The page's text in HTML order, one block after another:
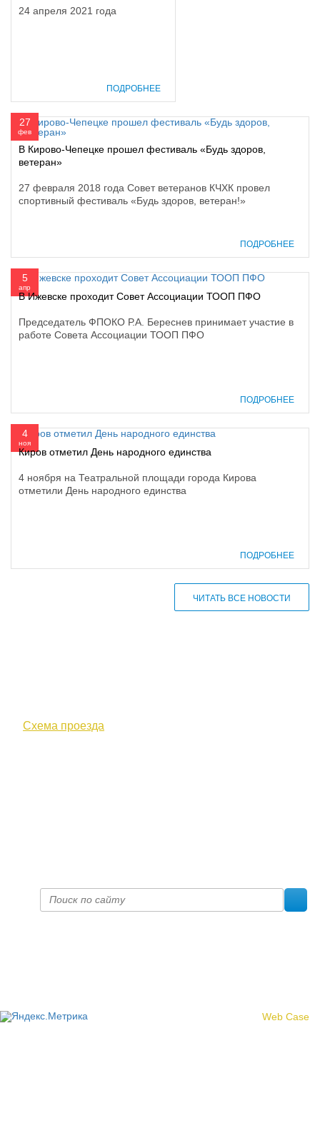
24 апреля 2021 года
ПОДРОБНЕЕ
27
фев
В Кирово-Чепецке прошел фестиваль «Будь здоров,
ветеран»
27 февраля 2018 года Совет ветеранов КЧХК провел
спортивный фестиваль «Будь здоров, ветеран!»
ПОДРОБНЕЕ
5
апр
В Ижевске проходит Совет Ассоциации ТООП ПФО
Председатель ФПОКО Р.А. Береснев принимает участие в
работе Совета Ассоциации ТООП ПФО
ПОДРОБНЕЕ
4
ноя
Киров отметил День народного единства
4 ноября на Театральной площади города Кирова
отметили День народного единства
ПОДРОБНЕЕ
ЧИТАТЬ ВСЕ НОВОСТИ
Схема проезда
Web Case